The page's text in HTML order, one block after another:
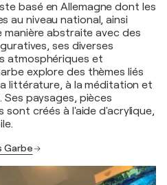
basé en Allemagne dont les
au niveau national, ainsi
manière abstraite avec des
ses diverses
atmosphériques et
explore des thèmes liés
littérature, à la méditation et
paysages, pièces
créés à l'aide d'acrylique,
Garbe